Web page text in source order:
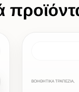
ΒΟΗΘΗΤΙΚΑ ΤΡΑΠΕΖΙΑ,